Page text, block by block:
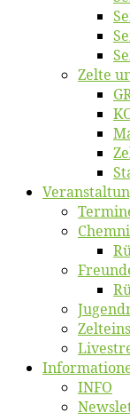
Zel­te
INFO